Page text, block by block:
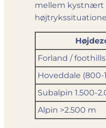
mellem kystnært
Forland /
Hoveddale (800-
Subalpin 1.500-
Alpin >2.500 m